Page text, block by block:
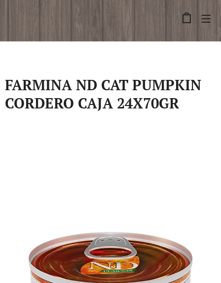
FARMINA ND CAT PUMPKIN
CORDERO CAJA 24X70GR